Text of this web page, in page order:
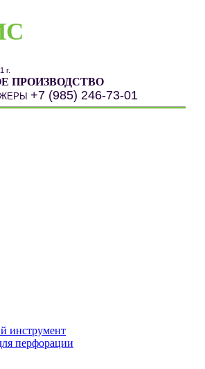
г.
ПРОИЗВОДСТВО
+7 (985) 246-73-01
инструмент
перфорации